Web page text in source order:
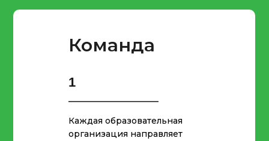
Команда
Каждая образовательная
организация направляет
1